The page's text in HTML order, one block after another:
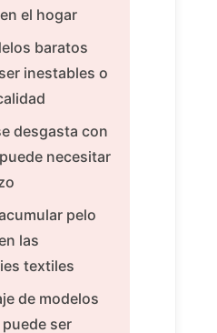
el hogar
baratos
inestables o
desgasta con
necesitar
pelo
las
textiles
de modelos
ser